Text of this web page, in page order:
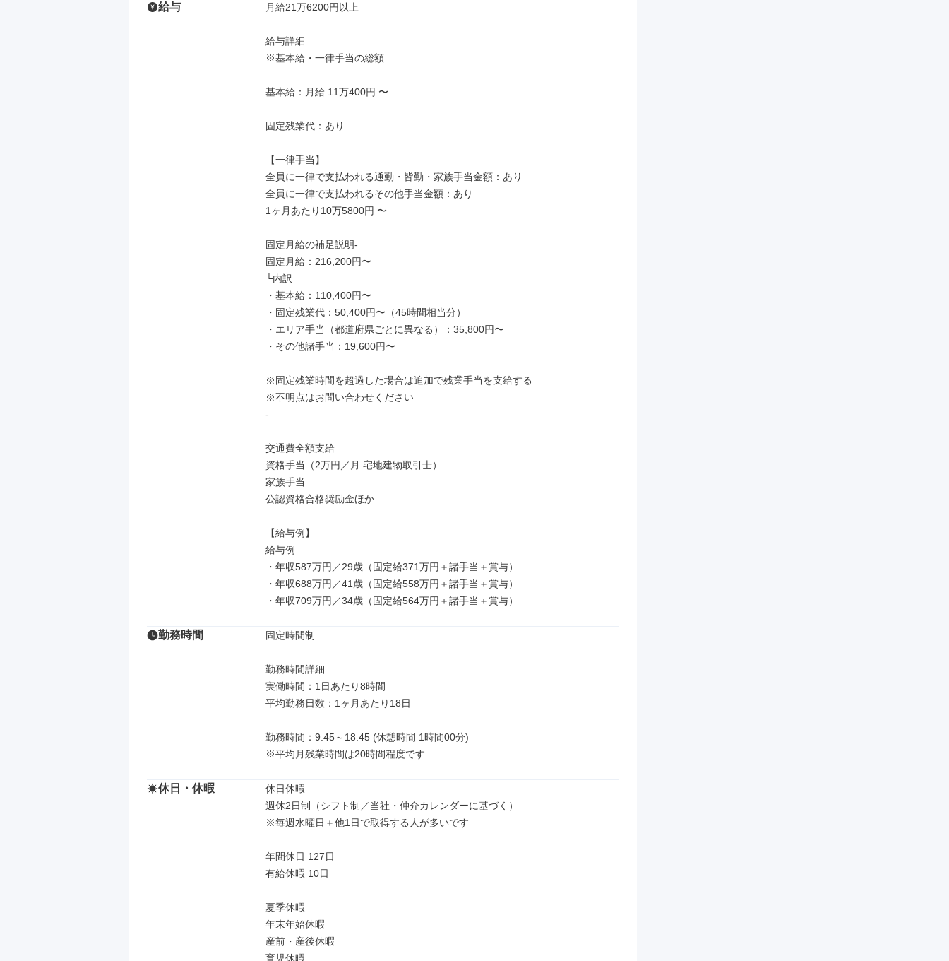
給与 月給21万6200円以上
給与詳細
※基本給・一律手当の総額
基本給：月給 11万400円 〜
固定残業代：あり
【一律手当】
全員に一律で支払われる通勤・皆勤・家族手当金額：あり
全員に一律で支払われるその他手当金額：あり
1ヶ月あたり10万5800円 〜
固定月給の補足説明-
固定月給：216,200円〜
└内訳
・基本給：110,400円〜
・固定残業代：50,400円〜（45時間相当分）
・エリア手当（都道府県ごとに異なる）：35,800円〜
・その他諸手当：19,600円〜
※固定残業時間を超過した場合は追加で残業手当を支給する
※不明点はお問い合わせください
-
交通費全額支給
資格手当（2万円／月 宅地建物取引士）
家族手当
公認資格合格奨励金ほか
【給与例】
給与例
・年収587万円／29歳（固定給371万円＋諸手当＋賞与）
・年収688万円／41歳（固定給558万円＋諸手当＋賞与）
・年収709万円／34歳（固定給564万円＋諸手当＋賞与）
勤務時間 固定時間制
勤務時間詳細
実働時間：1日あたり8時間
平均勤務日数：1ヶ月あたり18日
勤務時間：9:45～18:45 (休憩時間 1時間00分)
※平均月残業時間は20時間程度です
休日・休暇
休日休暇
週休2日制（シフト制／当社・仲介カレンダーに基づく）
※毎週水曜日＋他1日で取得する人が多いです
年間休日 127日
有給休暇 10日
夏季休暇
年末年始休暇
産前・産後休暇
育児休暇